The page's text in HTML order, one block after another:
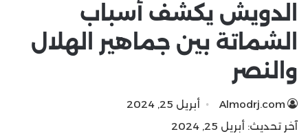
الدويش يكشف أسباب
الشماتة بين جماهير الهلال
والنصر
Almodrj.com
أبريل 25, 2024
آخر تحديث: أبريل 25, 2024